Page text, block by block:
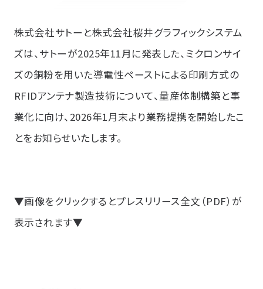
株式会社サトーと株式会社桜井グラフィックシステム
ズは、サトーが2025年11月に発表した、ミクロンサイ
ズの銅粉を用いた導電性ペーストによる印刷方式の
RFIDアンテナ製造技術について、量産体制構築と事
業化に向け、2026年1月末より業務提携を開始したこ
とをお知らせいたします。
▼画像をクリックするとプレスリリース全文（PDF）が
表示されます▼